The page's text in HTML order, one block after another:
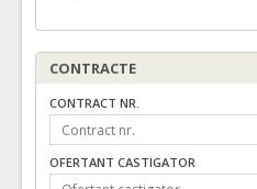
CONTRACTE
CONTRACT NR.
OFERTANT CASTIGATOR